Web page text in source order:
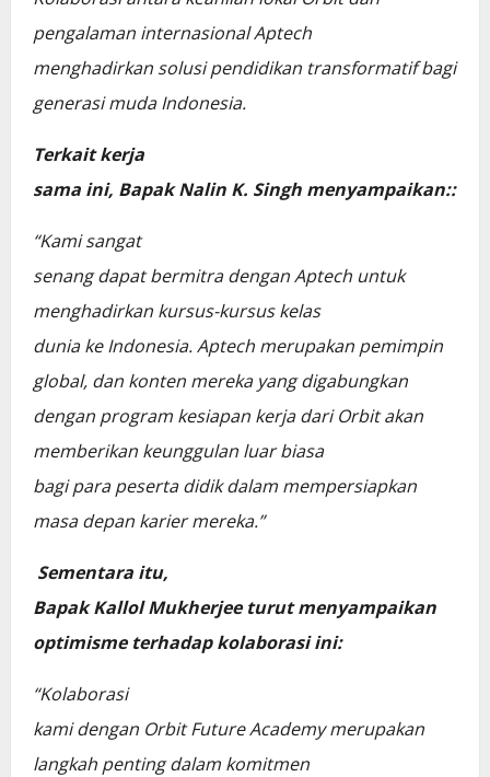
pengalaman internasional Aptech
menghadirkan solusi pendidikan transformatif bagi
generasi muda Indonesia.
Terkait kerja
sama ini, Bapak Nalin K. Singh menyampaikan::
“Kami sangat
senang dapat bermitra dengan Aptech untuk
menghadirkan kursus-kursus kelas
dunia ke Indonesia. Aptech merupakan pemimpin
global, dan konten mereka yang digabungkan
dengan program kesiapan kerja dari Orbit akan
memberikan keunggulan luar biasa
bagi para peserta didik dalam mempersiapkan
masa depan karier mereka.”
Sementara itu,
Bapak Kallol Mukherjee turut menyampaikan
optimisme terhadap kolaborasi ini:
“Kolaborasi
kami dengan Orbit Future Academy merupakan
langkah penting dalam komitmen